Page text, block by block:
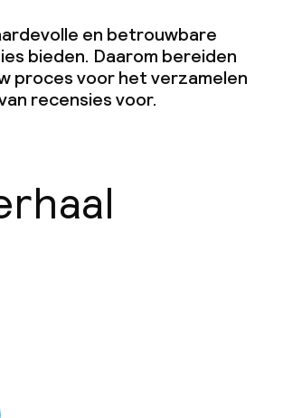
carte
en betrouwbare
bieden. Daarom bereiden
proces voor het verzamelen
recensies voor.